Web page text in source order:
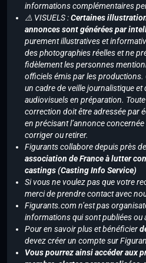
informations complémentaires
⚠️ VISUELS :Certaines
annonces sont générées par
purement illustratives et
des photographies réelles et ne
fidèlement les personnes
officiels émis par les productions.
un cadre de veille journalistique
audiovisuels en préparation.
correction doit être adressée par
en précisant l’annonce
corriger ou retirer.
Figurants collabore depuis près
association de France à lutter
castings (Casting Info Service)
Si vous ne voulez pas que votre
merci de prendre contact avec
Figurants.com n’est pas
informations qui sont publiées ou
Pour en savoir plus et bénéficier
devez créer un compte sur
Vous pourrez ainsi accéder aux